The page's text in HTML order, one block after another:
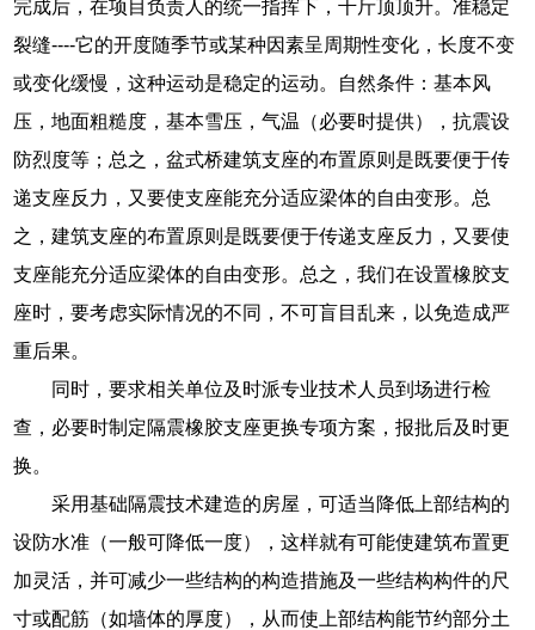
完成后，在项目负责人的统一指挥下，千斤顶顶升。准稳定
裂缝----它的开度随季节或某种因素呈周期性变化，长度不变
或变化缓慢，这种运动是稳定的运动。自然条件：基本风
压，地面粗糙度，基本雪压，气温（必要时提供），抗震设
防烈度等；总之，盆式桥建筑支座的布置原则是既要便于传
递支座反力，又要使支座能充分适应梁体的自由变形。总
之，建筑支座的布置原则是既要便于传递支座反力，又要使
支座能充分适应梁体的自由变形。总之，我们在设置橡胶支
座时，要考虑实际情况的不同，不可盲目乱来，以免造成严
重后果。
同时，要求相关单位及时派专业技术人员到场进行检
查，必要时制定隔震橡胶支座更换专项方案，报批后及时更
换。
采用基础隔震技术建造的房屋，可适当降低上部结构的
设防水准（一般可降低一度），这样就有可能使建筑布置更
加灵活，并可减少一些结构的构造措施及一些结构构件的尺
寸或配筋（如墙体的厚度），从而使上部结构能节约部分土